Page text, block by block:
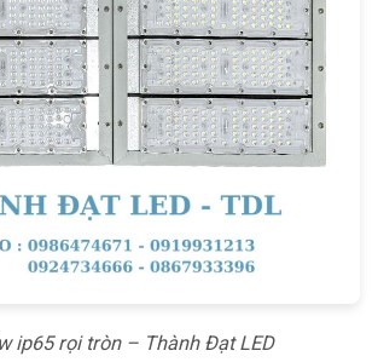
ip65 rọi tròn – Thành Đạt LED